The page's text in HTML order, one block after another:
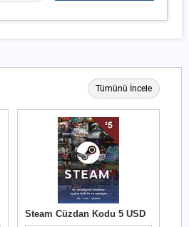
Tümünü İncele
Steam Cüzdan Kodu 5 USD